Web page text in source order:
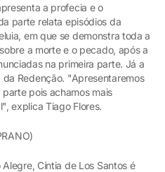
a profecia e o
parte relata episódios da
em que se demonstra toda a
a morte e o pecado, após a
na primeira parte. Já a
Redenção. "Apresentaremos
pois achamos mais
explica Tiago Flores.
Cíntia de Los Santos é